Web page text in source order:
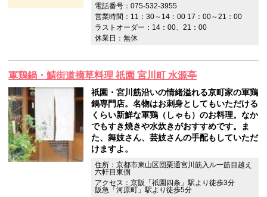
電話番号：075-532-3955
営業時間：11：30～14：00 17：00～21：00
ラストオーダー：14：00、21：00
休業日：無休
軍鶏鍋・鯖街道摘草料理 祇園 宮川町 水源亭
祇園・宮川筋沿いの情緒溢れる京町家の軍鶏
鍋専門店。名物はお刺身としてもいただける
くらい新鮮な軍鶏（しゃも）のお料理。なか
でもすき焼きや水炊きがおすすめです。ま
た、舞妓さん、芸妓さんの手配もしていただ
けますよ。
住所：京都市東山区団栗通宮川筋入ル一筋目越え
六軒目東側
アクセス：京阪「祇園四条」駅より徒歩3分
阪急「河原町」駅より徒歩5分